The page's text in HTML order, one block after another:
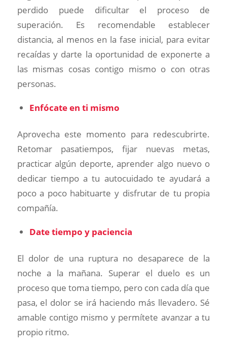
perdido puede dificultar el proceso de
superación. Es recomendable establecer
distancia, al menos en la fase inicial, para evitar
recaídas y darte la oportunidad de exponerte a
las mismas cosas contigo mismo o con otras
personas.
Enfócate en ti mismo
Aprovecha este momento para redescubrirte.
Retomar pasatiempos, fijar nuevas metas,
practicar algún deporte, aprender algo nuevo o
dedicar tiempo a tu autocuidado te ayudará a
poco a poco habituarte y disfrutar de tu propia
compañía.
Date tiempo y paciencia
El dolor de una ruptura no desaparece de la
noche a la mañana. Superar el duelo es un
proceso que toma tiempo, pero con cada día que
pasa, el dolor se irá haciendo más llevadero. Sé
amable contigo mismo y permítete avanzar a tu
propio ritmo.